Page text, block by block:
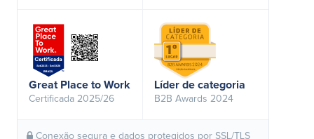
Great Place to Work
Certificada 2025/26
Líder de categoria
B2B Awards 2024
Conexão segura e dados protegidos por SSL/TLS